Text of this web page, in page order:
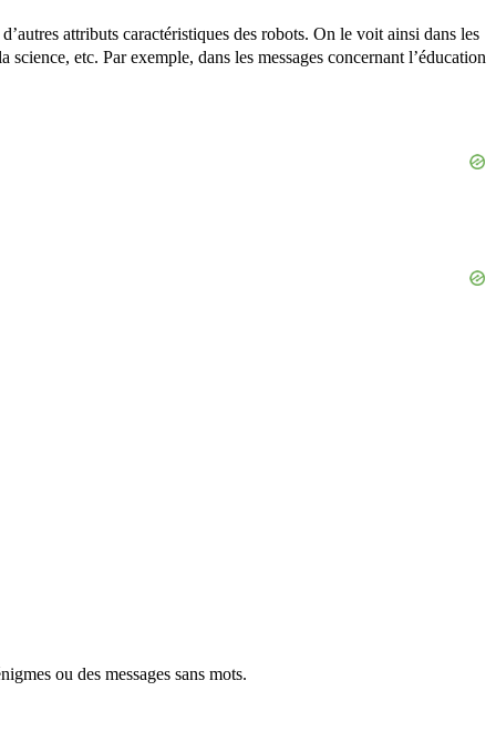
attributs caractéristiques des robots. On le voit ainsi dans les
etc. Par exemple, dans les messages concernant l’éducation
ou des messages sans mots.